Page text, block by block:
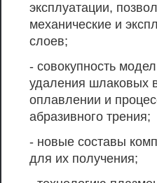
эксплуатации,
механические и
слоев;
- совокупность
удаления шлаковых
оплавлении и
абразивного трения;
- новые составы
для их получения;